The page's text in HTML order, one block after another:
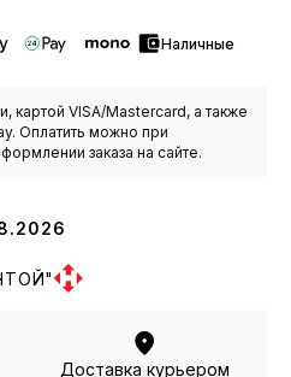
Наличные
картой VISA/Mastercard, а также
Оплатить можно при
заказа на сайте.
Доставка курьером